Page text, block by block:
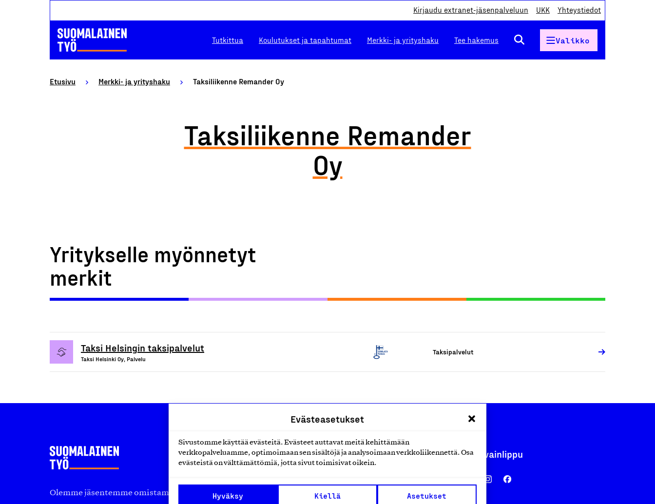
Evästeasetukset
Sivustomme käyttää evästeitä. Evästeet auttavat meitä kehittämään
verkkopalveluamme, optimoimaan sen sisältöjä ja analysoimaan verkkoliikennettä. Osa
evästeistä on välttämättömiä, jotta sivut toimisivat oikein.
Hyväksy Kiellä Asetukset
Kirjaudu extranet-jäsenpalveluun UKK Yhteystiedot
Tutkittua Koulutukset ja tapahtumat Merkki- ja yrityshaku Tee hakemus Valikko
Etusivu Merkki- ja yrityshaku Taksiliikenne Remander Oy
Taksiliikenne Remander
Oy
Yritykselle myönnetyt
merkit
Taksi Helsingin taksipalvelut
Taksi Helsinki Oy, Palvelu
Taksipalvelut
Olemme jäsentemme omistama puolueeton, työmarkkinajärjestöistä
Suomalainen työ ry
00130 Helsinki
Avainlippu